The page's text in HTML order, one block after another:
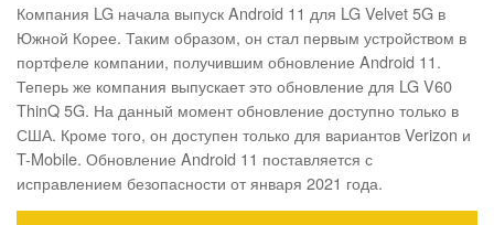
Компания LG начала выпуск Android 11 для LG Velvet 5G в
Южной Корее. Таким образом, он стал первым устройством в
портфеле компании, получившим обновление Android 11.
Теперь же компания выпускает это обновление для LG V60
ThinQ 5G. На данный момент обновление доступно только в
США. Кроме того, он доступен только для вариантов Verizon и
T-Mobile. Обновление Android 11 поставляется с
исправлением безопасности от января 2021 года.